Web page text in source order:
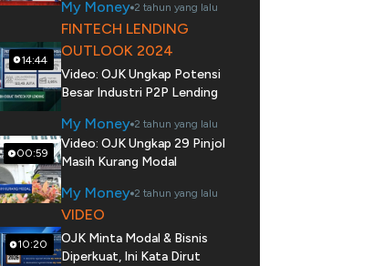
My Money 2 tahun yang lalu
14:44
FINTECH LENDING
OUTLOOK 2024
Video: OJK Ungkap Potensi
Besar Industri P2P Lending
My Money 2 tahun yang lalu
00:59
Video: OJK Ungkap 29 Pinjol
Masih Kurang Modal
My Money 2 tahun yang lalu
10:20
VIDEO
OJK Minta Modal & Bisnis
Diperkuat, Ini Kata Dirut